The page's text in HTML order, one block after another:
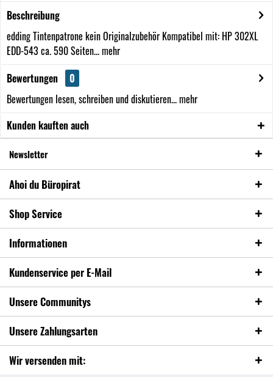
Beschreibung
edding Tintenpatrone kein Originalzubehör Kompatibel mit: HP 302XL
EDD-543 ca. 590 Seiten...mehr
Bewertungen
0
Bewertungen lesen, schreiben und diskutieren...mehr
Kunden kauften auch
Newsletter
Ahoi du Büropirat
Shop Service
Informationen
Kundenservice per E-Mail
Unsere Communitys
Unsere Zahlungsarten
Wir versenden mit: